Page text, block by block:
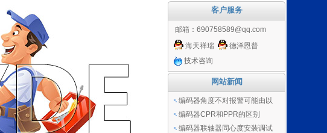
客户服务
邮箱： 690758589@qq.com
海天祥瑞
德洋恩普
技术咨询
网站新闻
编码器角度不对报警可能由以
编码器CPR和PPR的区别
编码器联轴器同心度安装调试